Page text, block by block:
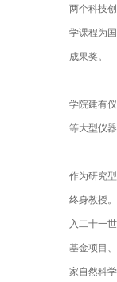
两个科技
学课程为
成果奖。
学院建有
等大型仪
作为研究
终身教授
入二十一
基金项目
家自然科